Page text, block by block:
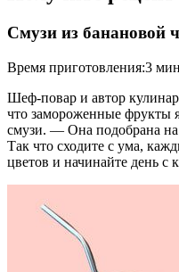
Смузи из банановой
Время приготовления:3
Шеф-повар и автор
что замороженные фрукты
смузи. — Она подобрана на
Так что сходите с ума,
цветов и начинайте день с